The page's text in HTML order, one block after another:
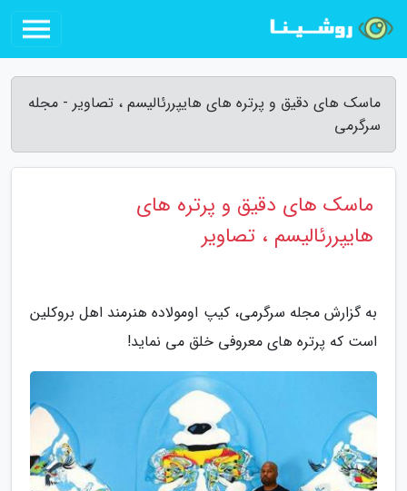
ماسک های دقیق و پرتره های هایپررئالیسم ، تصاویر - مجله
سرگرمی
ماسک های دقیق و پرتره های
هایپررئالیسم ، تصاویر
به گزارش مجله سرگرمی، کیپ اومولاده هنرمند اهل بروکلین
است که پرتره های معروفی خلق می نماید!